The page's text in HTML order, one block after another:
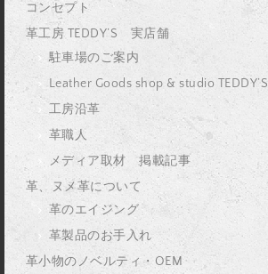
コンセプト
革工房 TEDDY’S 実店舗
駐車場のご案内
Leather Goods shop & studio TEDDY’S
工房沿革
革職人
メディア取材 掲載記事
革、ヌメ革について
革のエイジング
革製品のお手入れ
革小物のノベルティ・OEM